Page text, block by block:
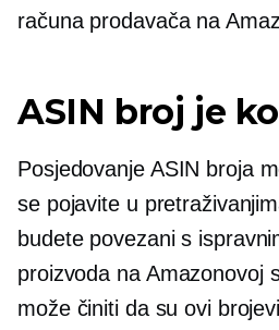
računa prodavača na
ASIN broj je
Posjedovanje ASIN broja
se pojavite u
budete povezani s
proizvoda na Amazonovoj
može činiti da su ovi